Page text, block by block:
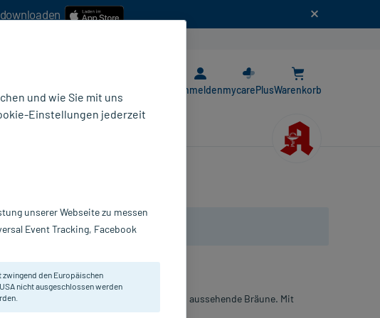
AnmeldenmycarePlusWarenkorb
verleiht eine sanft wirkende, natürlich aussehende Bräune. Mit
und LSF 15.
und wie Sie mit uns
Einstellungen jederzeit
unserer Webseite zu messen
Event Tracking, Facebook
zwingend den Europäischen
nicht ausgeschlossen werden